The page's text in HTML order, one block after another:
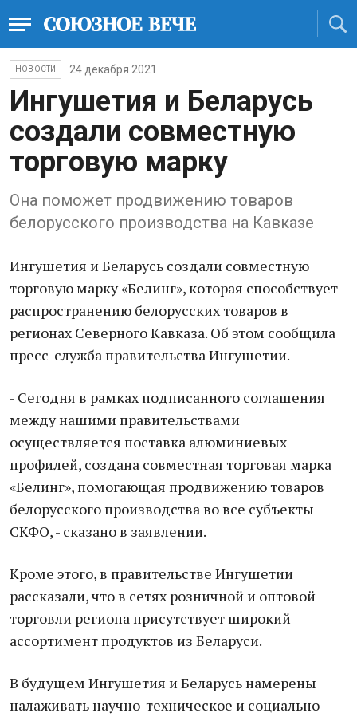
НОВОСТИ 24 декабря 2021
Ингушетия и Беларусь
создали совместную
торговую марку
Она поможет продвижению товаров
белорусского производства на Кавказе
Ингушетия и Беларусь создали совместную
торговую марку «Белинг», которая способствует
распространению белорусских товаров в
регионах Северного Кавказа. Об этом сообщила
пресс-служба правительства Ингушетии.
- Сегодня в рамках подписанного соглашения
между нашими правительствами
осуществляется поставка алюминиевых
профилей, создана совместная торговая марка
«Белинг», помогающая продвижению товаров
белорусского производства во все субъекты
СКФО, - сказано в заявлении.
Кроме этого, в правительстве Ингушетии
рассказали, что в сетях розничной и оптовой
торговли региона присутствует широкий
ассортимент продуктов из Беларуси.
В будущем Ингушетия и Беларусь намерены
налаживать научно-техническое и социально-